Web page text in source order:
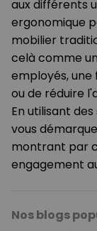
aux différents
ergonomique
mobilier
celà comme
employés,
ou de réduire
En utilisant
vous
montrant par
engagement
Nos blogs